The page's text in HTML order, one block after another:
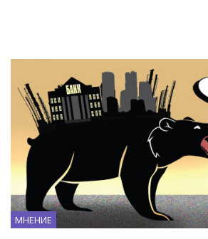
МНЕНИЕ